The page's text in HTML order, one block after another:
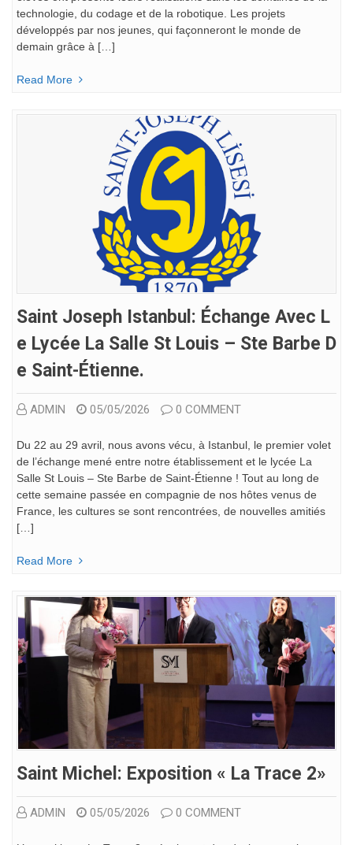
technologie, du codage et de la robotique. Les projets
développés par nos jeunes, qui façonneront le monde de
demain grâce à […]
Read More
Saint Joseph Istanbul: Échange Avec L
E Lycée La Salle St Louis – Ste Barbe D
E Saint-Étienne.
ADMIN 05/05/2026 0 COMMENT
Du 22 au 29 avril, nous avons vécu, à Istanbul, le premier volet
de l’échange mené entre notre établissement et le lycée La
Salle St Louis – Ste Barbe de Saint-Étienne ! Tout au long de
cette semaine passée en compagnie de nos hôtes venus de
France, les cultures se sont rencontrées, de nouvelles amitiés
[…]
Read More
Saint Michel: Exposition « La Trace 2»
ADMIN 05/05/2026 0 COMMENT